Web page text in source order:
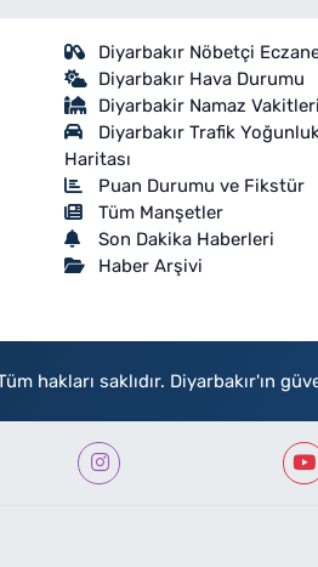
Diyarbakır Nöbetçi
Diyarbakır Hava Durumu
Diyarbakir Namaz Vakitleri
Diyarbakır Trafik Yoğunluk
Haritası
Puan Durumu ve Fikstür
Tüm Manşetler
Son Dakika Haberleri
Haber Arşivi
hakları saklıdır. Diyarbakır'ın